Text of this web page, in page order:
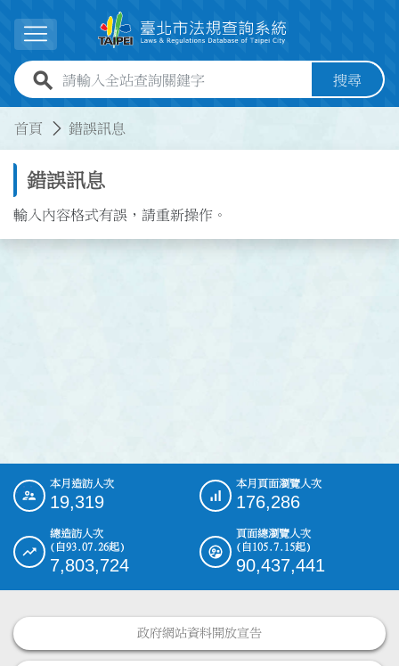
展開選單
全站查詢關鍵字欄位 搜尋
首頁 錯誤訊息
錯誤訊息
輸入內容格式有誤，請重新操作。
::: 本月造訪人次
19,319
本月頁面瀏覽人次
176,286
總造訪人次
(自93.07.26起)
7,803,724
頁面總瀏覽人次
(自105.7.15起)
90,437,441
政府網站資料開放宣告